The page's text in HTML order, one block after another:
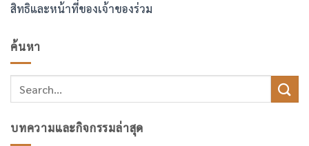
สิทธิและหน้าที่ของเจ้าของร่วม
ค้นหา
บทความและกิจกรรมล่าสุด